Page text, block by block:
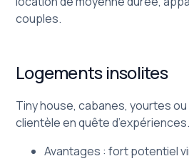
couples.
Logements insolites
Tiny house, cabanes, yourtes
clientèle en quête d’expériences.
Avantages : fort potentiel